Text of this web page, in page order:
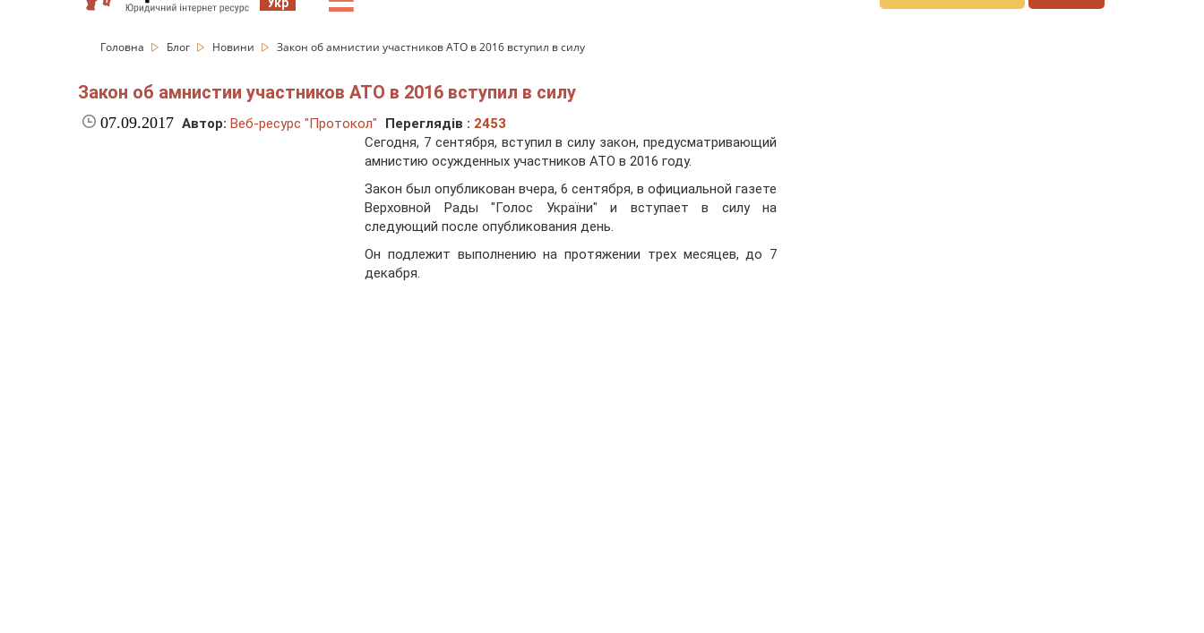
Головна Блог Новини Закон об амнистии участников АТО в 2016 вступил в силу
Закон об амнистии участников АТО в 2016 вступил в силу
07.09.2017 Автор: Веб-ресурс "Протокол" Переглядів : 2453
Сегодня, 7 сентября, вступил в силу закон, предусматривающий
амнистию осужденных участников АТО в 2016 году.
Закон был опубликован вчера, 6 сентября, в официальной газете
Верховной Рады "Голос України" и вступает в силу на
следующий после опубликования день.
Он подлежит выполнению на протяжении трех месяцев, до 7
декабря.